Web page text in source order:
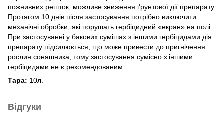
пожнивних решток, можливе зниження ґрунтової дії препарату.
Протягом 10 днів після застосування потрібно виключити
механічні обробки, які порушать гербіцидний «екран» на полі.
При застосуванні у бакових сумішах з іншими гербіцидами дія
препарату підсилюється, що може привести до пригнічення
рослин соняшника, тому застосування сумісно з іншими
гербіцидами не є рекомендованим.
Тара: 10л.
Відгуки